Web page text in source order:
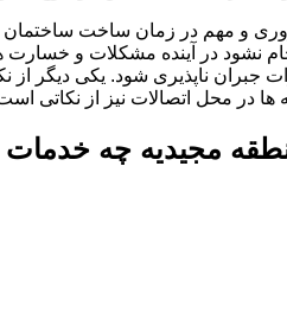
و مهم در زمان ساخت
نشود در آینده مشکلات و خسارت
جبران ناپذیری شود. یکی دیگر
در محل اتصالات نیز از نکاتی
مجیدیه چه